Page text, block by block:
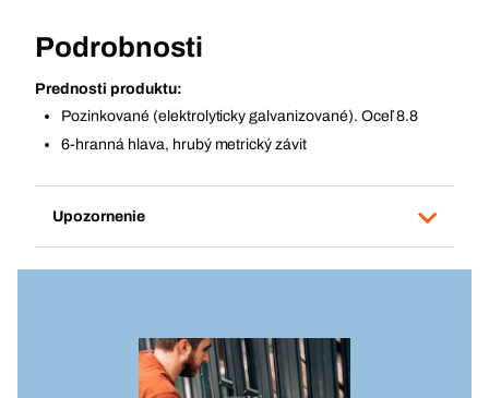
Podrobnosti
Prednosti produktu:
Pozinkované (elektrolyticky galvanizované). Oceľ 8.8
6-hranná hlava, hrubý metrický závit
Upozornenie